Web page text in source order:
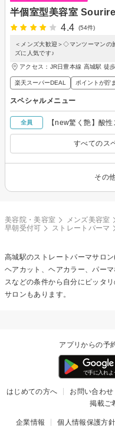
半個室型美容室
4.4
(54件)
＜メンズ大歓迎＞◇マンツーマンの
ズに人気です♪
アクセス：JR日豊本線 高城駅 徒
楽天スーパーDEAL ポイントが貯
スペシャルメニュー
全員 【new驚く艶】酸
すべてのス
その
美容院・美容室 メンズ美容室
早朝受付可
ストレートパーマ
高城駅のストレートパーマサロ
ヘアカット、ヘアカラー、パー
スなどの条件から自分にピッタ
サロンもあります。
アプリからの予
はじめての方へ お問い合わせ
掲載ご
企業情報 個人情報保護方針